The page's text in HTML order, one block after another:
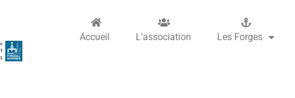
Accueil L’association Les Forges